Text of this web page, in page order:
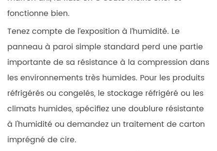
fonctionne bien.
Tenez compte de l’exposition à l’humidité. Le
panneau à paroi simple standard perd une partie
importante de sa résistance à la compression dans
les environnements très humides. Pour les produits
réfrigérés ou congelés, le stockage réfrigéré ou les
climats humides, spécifiez une doublure résistante
à l'humidité ou demandez un traitement de carton
imprégné de cire.